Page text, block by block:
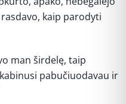
kaip parodyti
man širdelę, taip
pabučiuodavau ir